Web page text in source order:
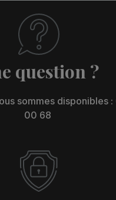
question ?
sommes disponibles
00 68